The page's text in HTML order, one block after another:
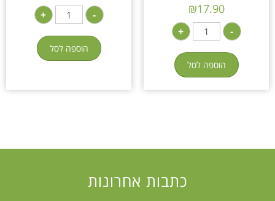
₪17.90
-
+
הוספה לסל
-
+
הוספה לסל
כתבות אחרונות